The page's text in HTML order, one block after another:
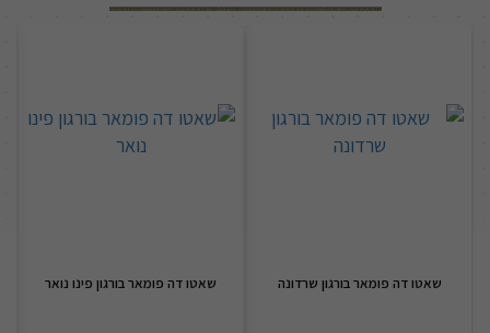
שאטו דה פומאר בורגון שרדונה שאטו דה פומאר בורגון פינו נואר